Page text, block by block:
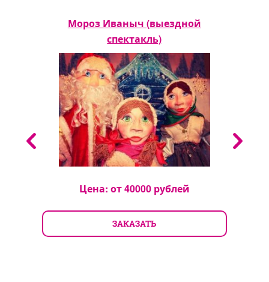
Мороз Иваныч (выездной
спектакль)
Цена: от40000рублей
ЗАКАЗАТЬ